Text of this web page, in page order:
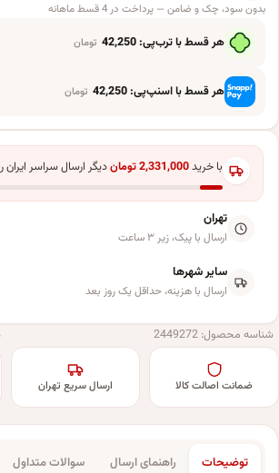
بدون سود، چک و ضامن — پرداخت در 4 قسط ماهانه
هر قسط با ترب‌پی:42,250 تومان
هر قسط با اسنپ‌پی:42,250 تومان
با خرید2,331,000توماندیگر ارسال سراسر
تهران
ارسال با پیک، زیر ۳ ساعت
سایر شهرها
ارسال با هزینه، حداقل یک روز بعد
شناسه محصول: 2449272
ضمانت اصالت کالا ارسال سریع تهران
توضیحات راهنمای ارسال سوالات متداول